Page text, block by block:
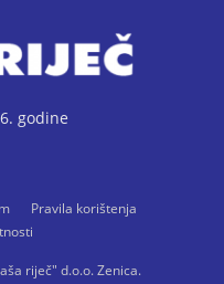
godine
Pravila korištenja
riječ" d.o.o. Zenica.